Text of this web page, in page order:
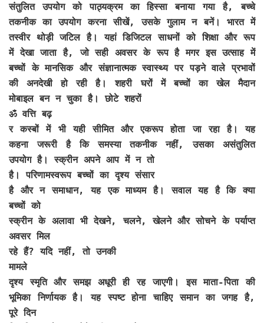
संतुलित उपयोग को पाठ्यक्रम का हिस्सा बनाया गया है, बच्चे
तकनीक का उपयोग करना सीखें, उसके गुलाम न बनें। भारत में
तस्वीर थोड़ी जटिल है। यहां डिजिटल साधनों को शिक्षा और रूप
में देखा जाता है, जो सही अवसर के रूप है मगर इस उत्साह में
बच्चों के मानसिक और संज्ञानात्मक स्वास्थ्य पर पड़ने वाले प्रभावों
की अनदेखी हो रही है। शहरी घरों में बच्चों का खेल मैदान
मोबाइल बन न चुका है। छोटे शहरों
ॐ वत्ति बढ़
र कस्बों में भी यही सीमित और एकरूप होता जा रहा है। यह
कहना जरूरी है कि समस्या तकनीक नहीं, उसका असंतुलित
उपयोग है। स्क्रीन अपने आप में न तो
है। परिणामस्वरूप बच्चों का दृश्य संसार
है और न समाधान, यह एक माध्यम है। सवाल यह है कि क्या
बच्चों को
स्क्रीन के अलावा भी देखने, चलने, खेलने और सोचने के पर्याप्त
अवसर मिल
रहे हैं? यदि नहीं, तो उनकी
मामले
दृश्य स्मृति और समझ अधूरी ही रह जाएगी। इस माता-पिता की
भूमिका निर्णायक है। यह स्पष्ट होना चाहिए समान का जगह है,
पूरे दिन